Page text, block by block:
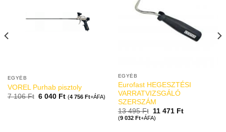
EGYÉB
VOREL Purhab pisztoly
7 106Ft 6 040 Ft (4 756 Ft+ÁFA)
EGYÉB
Eurofast HEGESZTÉSI
VARRATVIZSGÁLÓ
SZERSZÁM
13 495Ft 11 471 Ft
(9 032 Ft+ÁFA)